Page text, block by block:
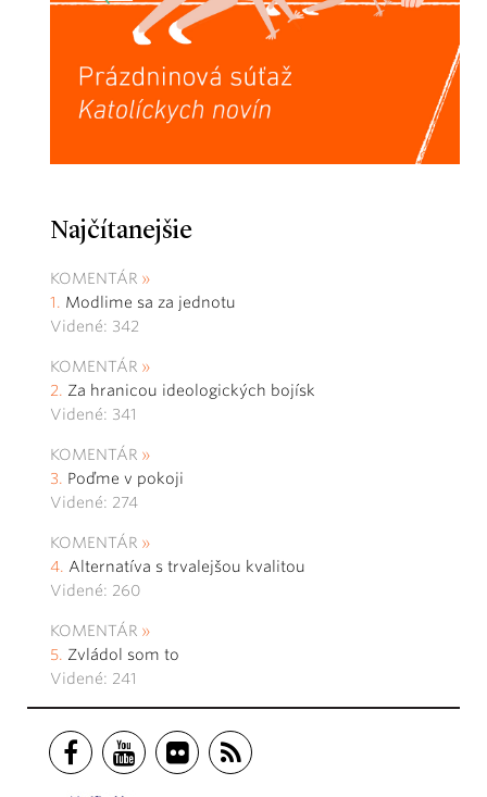
Najčítanejšie
KOMENTÁR
Modlime sa za jednotu
Videné: 342
KOMENTÁR
Za hranicou ideologických bojísk
Videné: 341
KOMENTÁR
Poďme v pokoji
Videné: 274
KOMENTÁR
Alternatíva s trvalejšou kvalitou
Videné: 260
KOMENTÁR
Zvládol som to
Videné: 241